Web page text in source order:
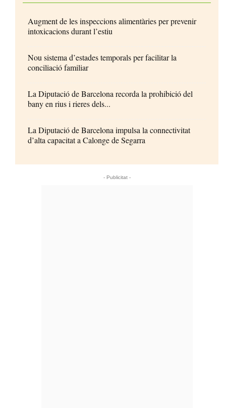
Augment de les inspeccions alimentàries per prevenir
intoxicacions durant l’estiu
Nou sistema d’estades temporals per facilitar la
conciliació familiar
La Diputació de Barcelona recorda la prohibició del
bany en rius i rieres dels...
La Diputació de Barcelona impulsa la connectivitat
d’alta capacitat a Calonge de Segarra
- Publicitat -